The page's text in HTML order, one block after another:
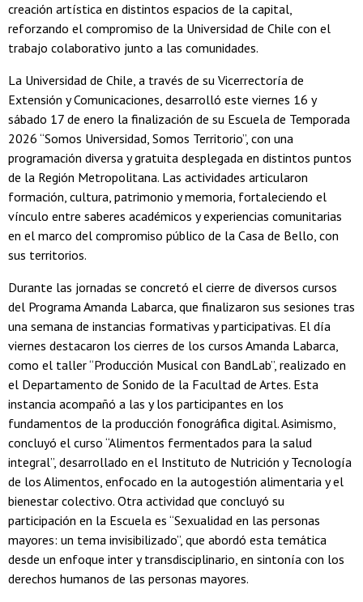
creación artística en distintos espacios de la capital,
reforzando el compromiso de la Universidad de Chile con el
trabajo colaborativo junto a las comunidades.
La Universidad de Chile, a través de su Vicerrectoría de
Extensión y Comunicaciones, desarrolló este viernes 16 y
sábado 17 de enero la finalización de su Escuela de Temporada
2026 “Somos Universidad, Somos Territorio”, con una
programación diversa y gratuita desplegada en distintos puntos
de la Región Metropolitana. Las actividades articularon
formación, cultura, patrimonio y memoria, fortaleciendo el
vínculo entre saberes académicos y experiencias comunitarias
en el marco del compromiso público de la Casa de Bello, con
sus territorios.
Durante las jornadas se concretó el cierre de diversos cursos
del Programa Amanda Labarca, que finalizaron sus sesiones tras
una semana de instancias formativas y participativas. El día
viernes destacaron los cierres de los cursos Amanda Labarca,
como el taller “Producción Musical con BandLab”, realizado en
el Departamento de Sonido de la Facultad de Artes. Esta
instancia acompañó a las y los participantes en los
fundamentos de la producción fonográfica digital. Asimismo,
concluyó el curso “Alimentos fermentados para la salud
integral”, desarrollado en el Instituto de Nutrición y Tecnología
de los Alimentos, enfocado en la autogestión alimentaria y el
bienestar colectivo. Otra actividad que concluyó su
participación en la Escuela es “Sexualidad en las personas
mayores: un tema invisibilizado”, que abordó esta temática
desde un enfoque inter y transdisciplinario, en sintonía con los
derechos humanos de las personas mayores.